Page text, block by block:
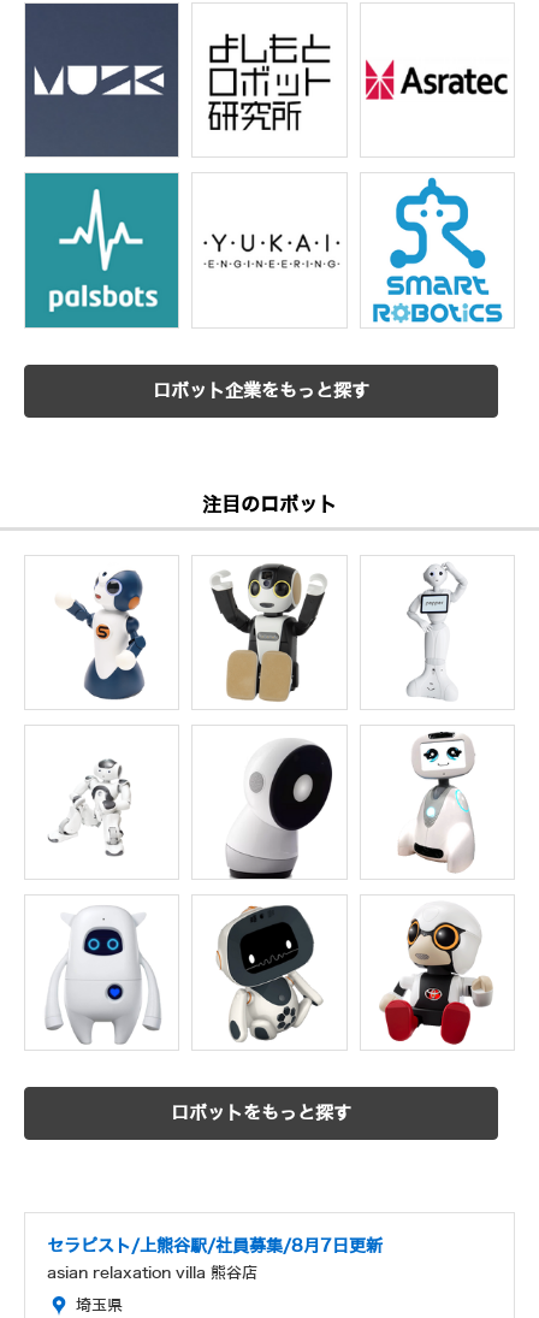
ロボット企業をもっと探す
注目のロボット
ロボットをもっと探す
セラピスト/上熊谷駅/社員募集/8月7日更新
asian relaxation villa 熊谷店
埼玉県